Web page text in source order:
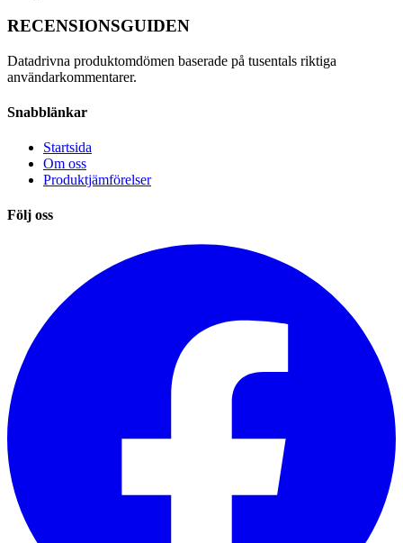
RECENSIONSGUIDEN
Datadrivna produktomdömen baserade på tusentals riktiga
användarkommentarer.
Snabblänkar
Startsida
Om oss
Produktjämförelser
Följ oss